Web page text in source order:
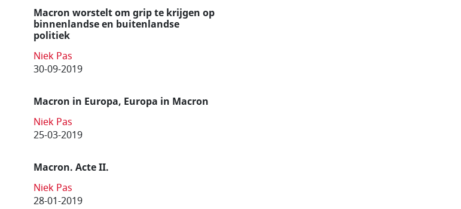
Macron worstelt om grip te krijgen op
binnenlandse en buitenlandse
politiek
Niek Pas
30-09-2019
Macron in Europa, Europa in Macron
Niek Pas
25-03-2019
Macron. Acte II.
Niek Pas
28-01-2019